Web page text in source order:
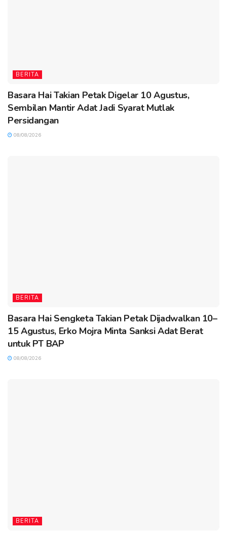
BERITA
Basara Hai Takian Petak Digelar 10 Agustus,
Sembilan Mantir Adat Jadi Syarat Mutlak
Persidangan
08/08/2026
BERITA
Basara Hai Sengketa Takian Petak Dijadwalkan 10–
15 Agustus, Erko Mojra Minta Sanksi Adat Berat
untuk PT BAP
08/08/2026
BERITA